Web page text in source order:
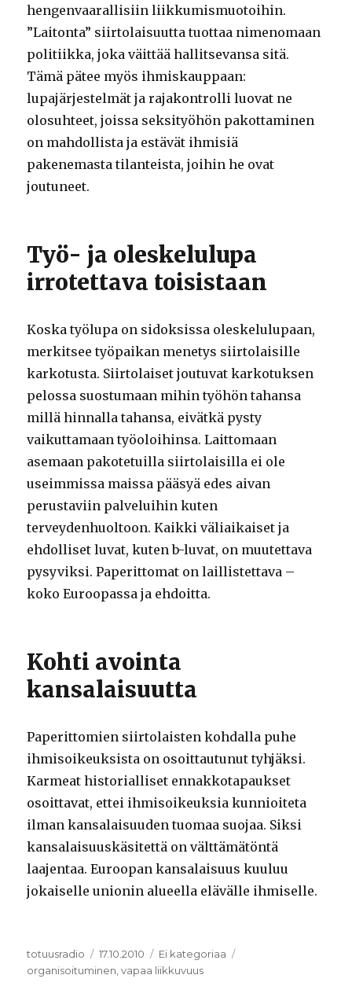
hengenvaarallisiin liikkumismuotoihin.
”Laitonta” siirtolaisuutta tuottaa nimenomaan
politiikka, joka väittää hallitsevansa sitä.
Tämä pätee myös ihmiskauppaan:
lupajärjestelmät ja rajakontrolli luovat ne
olosuhteet, joissa seksityöhön pakottaminen
on mahdollista ja estävät ihmisiä
pakenemasta tilanteista, joihin he ovat
joutuneet.
Työ- ja oleskelulupa
irrotettava toisistaan
Koska työlupa on sidoksissa oleskelulupaan,
merkitsee työpaikan menetys siirtolaisille
karkotusta. Siirtolaiset joutuvat karkotuksen
pelossa suostumaan mihin työhön tahansa
millä hinnalla tahansa, eivätkä pysty
vaikuttamaan työoloihinsa. Laittomaan
asemaan pakotetuilla siirtolaisilla ei ole
useimmissa maissa pääsyä edes aivan
perustaviin palveluihin kuten
terveydenhuoltoon. Kaikki väliaikaiset ja
ehdolliset luvat, kuten b-luvat, on muutettava
pysyviksi. Paperittomat on laillistettava –
koko Euroopassa ja ehdoitta.
Kohti avointa
kansalaisuutta
Paperittomien siirtolaisten kohdalla puhe
ihmisoikeuksista on osoittautunut tyhjäksi.
Karmeat historialliset ennakkotapaukset
osoittavat, ettei ihmisoikeuksia kunnioiteta
ilman kansalaisuuden tuomaa suojaa. Siksi
kansalaisuuskäsitettä on välttämätöntä
laajentaa. Euroopan kansalaisuus kuuluu
jokaiselle unionin alueella elävälle ihmiselle.
Kirjoittaja
totuusradio Julkaistu
17.10.2010 Kategoriat
Ei kategoriaa
organisoituminen,vapaa liikkuvuus